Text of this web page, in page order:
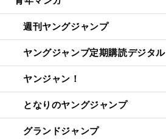
週刊ヤングジャンプ
ヤングジャンプ定期購読デジタル
ヤンジャン！
となりのヤングジャンプ
グランドジャンプ